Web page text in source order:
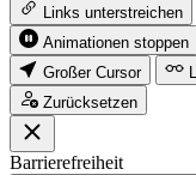
Links unterstreichen
Animationen stoppen
Großer Cursor
Zurücksetzen
Barrierefreiheit